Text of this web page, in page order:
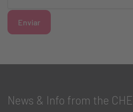
Enviar
News & Info from the